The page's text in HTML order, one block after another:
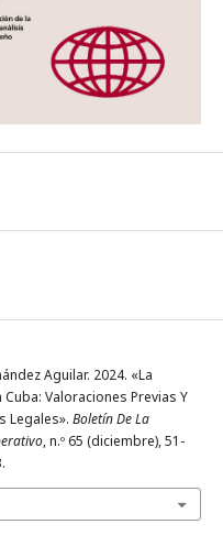
Aguilar. 2024. «La
Valoraciones Previas Y
Legales». Boletín De La
, n.º 65 (diciembre), 51-